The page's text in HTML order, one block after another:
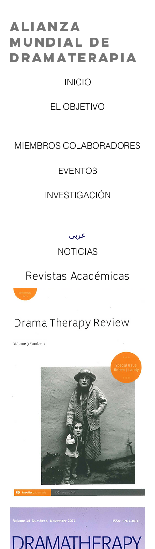
Alianza
Mundial de
Dramaterapia
INICIO
EL OBJETIVO
MIEMBROS COLABORADORES
EVENTOS
INVESTIGACIÓN
عربى
NOTICIAS
Revistas Académicas